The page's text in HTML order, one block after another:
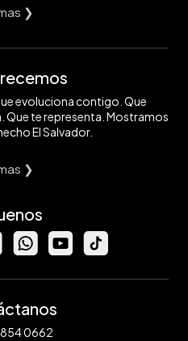
❯
evoluciona contigo. Que
Que te representa. Mostramos
El Salvador.
❯
0662